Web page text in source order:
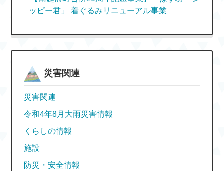
ッピー君」 着ぐるみリニューアル事業
災害関連
災害関連
令和4年8月大雨災害情報
くらしの情報
施設
防災・安全情報